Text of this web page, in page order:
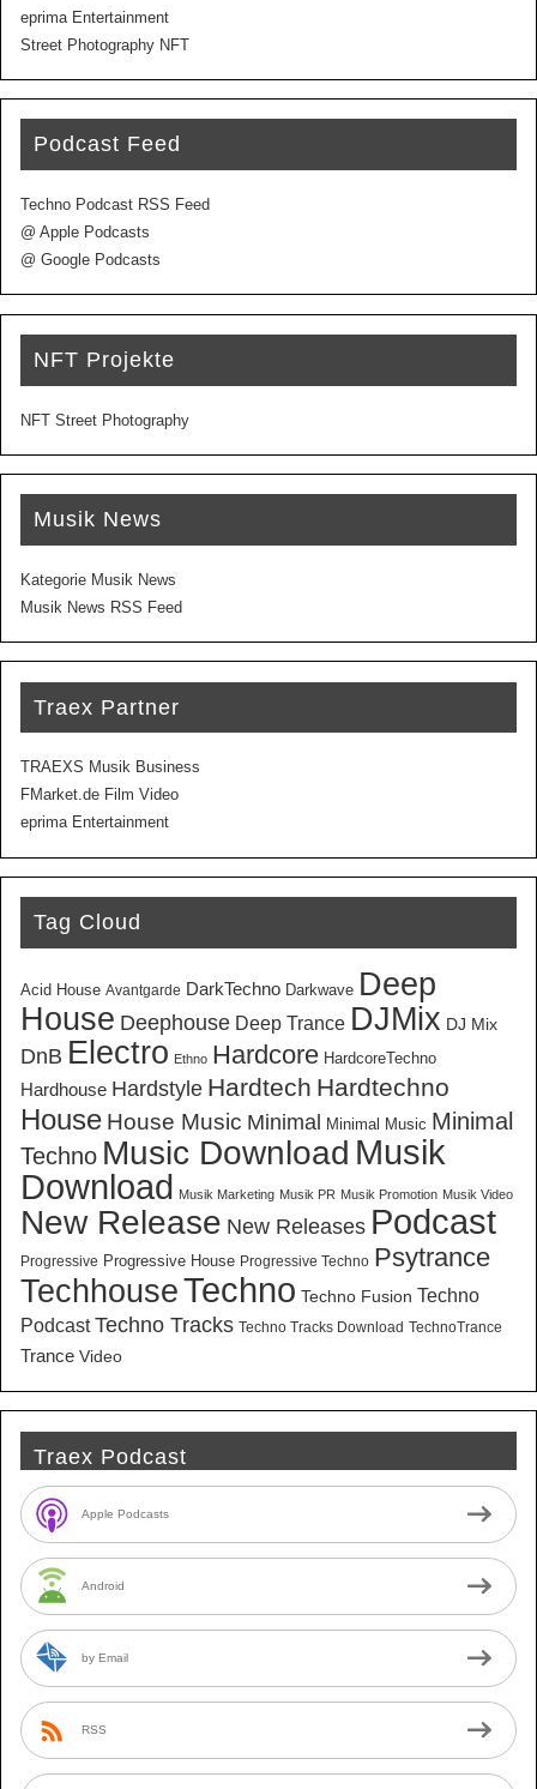
eprima Entertainment
Street Photography NFT
Podcast Feed
Techno Podcast RSS Feed
@ Apple Podcasts
@ Google Podcasts
NFT Projekte
NFT Street Photography
Musik News
Kategorie Musik News
Musik News RSS Feed
Traex Partner
TRAEXS Musik Business
FMarket.de Film Video
eprima Entertainment
Tag Cloud
Acid House Avantgarde DarkTechno Darkwave Deep
House Deephouse Deep Trance DJMix DJ Mix
DnB Electro Ethno Hardcore HardcoreTechno
Hardhouse Hardstyle Hardtech Hardtechno
House House Music Minimal Minimal Music Minimal
Techno Music Download Musik
Download Musik Marketing Musik PR Musik Promotion Musik Video
New Release New Releases Podcast
Progressive Progressive House Progressive Techno Psytrance
TechhouseTechno Techno Fusion Techno
Podcast Techno Tracks Techno Tracks Download TechnoTrance
Trance Video
Traex Podcast
Apple Podcasts
Android
by Email
RSS